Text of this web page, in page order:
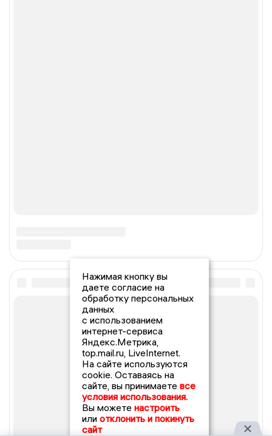
Нажимая кнопку вы
даете согласие на
обработку персональных
данных
с использованием
интернет-сервиса
Яндекс.Метрика,
top.mail.ru, LiveInternet.
На сайте используются
cookie. Оставаясь на
сайте, вы принимаете все
условия использования.
Вы можете настроить
или отклонить и покинуть
сайт